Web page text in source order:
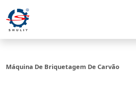
Máquina De Briquetagem De Carvão